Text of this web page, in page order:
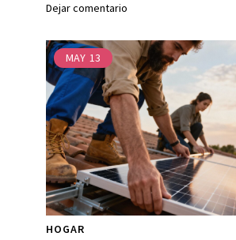
Dejar comentario
MAY 13
HOGAR